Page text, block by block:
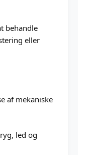
behandle
eller
af mekaniske
led og